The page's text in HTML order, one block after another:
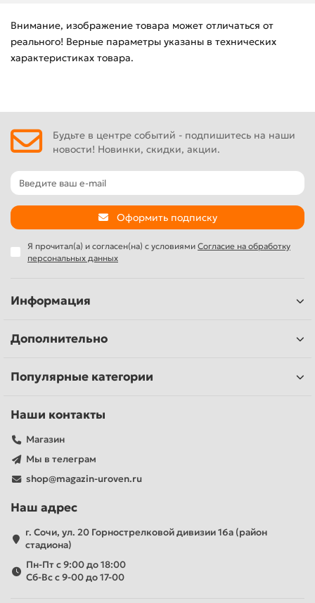
Внимание, изображение товара может отличаться от
реального! Верные параметры указаны в технических
характеристиках товара.
Будьте в центре событий - подпишитесь на наши
новости! Новинки, скидки, акции.
Оформить подписку
Я прочитал(а) и согласен(на) с условиями Согласие на обработку
персональных данных
Информация
Дополнительно
Популярные категории
Наши контакты
Магазин
Мы в телеграм
shop@magazin-uroven.ru
Наш адрес
г. Сочи, ул. 20 Горнострелковой дивизии 16а (район
стадиона)
Пн-Пт с 9:00 до 18:00
Сб-Вс с 9-00 до 17-00